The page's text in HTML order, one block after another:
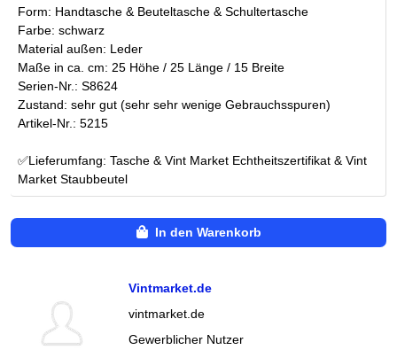
Form: Handtasche & Beuteltasche & Schultertasche
Farbe: schwarz
Material außen: Leder
Maße in ca. cm: 25 Höhe / 25 Länge / 15 Breite
Serien-Nr.: S8624
Zustand: sehr gut (sehr sehr wenige Gebrauchsspuren)
Artikel-Nr.: 5215
✅Lieferumfang: Tasche & Vint Market Echtheitszertifikat & Vint
Market Staubbeutel
In den Warenkorb
Vintmarket.de
vintmarket.de
Gewerblicher Nutzer